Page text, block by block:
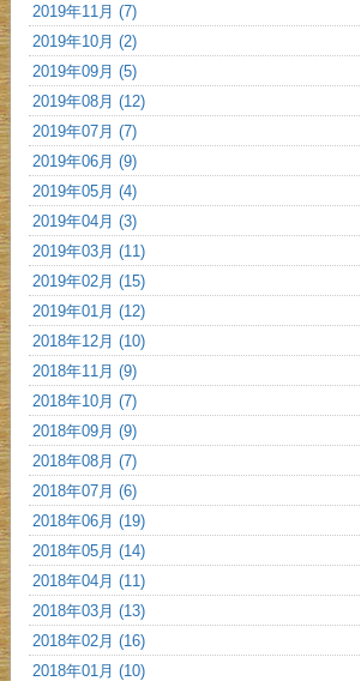
2019年11月 (7)
2019年10月 (2)
2019年09月 (5)
2019年08月 (12)
2019年07月 (7)
2019年06月 (9)
2019年05月 (4)
2019年04月 (3)
2019年03月 (11)
2019年02月 (15)
2019年01月 (12)
2018年12月 (10)
2018年11月 (9)
2018年10月 (7)
2018年09月 (9)
2018年08月 (7)
2018年07月 (6)
2018年06月 (19)
2018年05月 (14)
2018年04月 (11)
2018年03月 (13)
2018年02月 (16)
2018年01月 (10)